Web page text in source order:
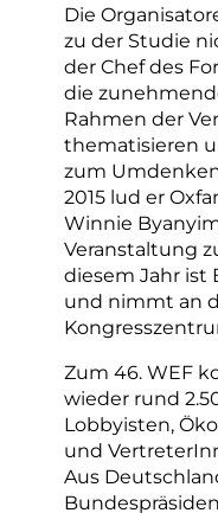
Die
zu der Studie
der Chef des
die
Rahmen der
thematisieren
zum
2015 lud er
Winnie
Veranstaltung
diesem Jahr ist
und nimmt an
Zum 46. WEF
wieder rund
Lobbyisten,
und
Aus